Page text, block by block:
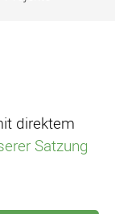
direktem
Satzung